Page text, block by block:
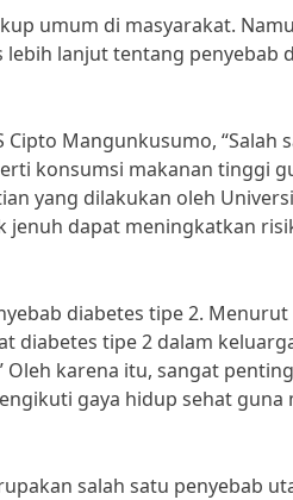
umum di masyarakat.
lanjut tentang penyebab
Mangunkusumo, “Salah
konsumsi makanan tinggi
yang dilakukan oleh
dapat meningkatkan
diabetes tipe 2. Menurut
diabetes tipe 2 dalam
karena itu, sangat
gaya hidup sehat guna
salah satu penyebab